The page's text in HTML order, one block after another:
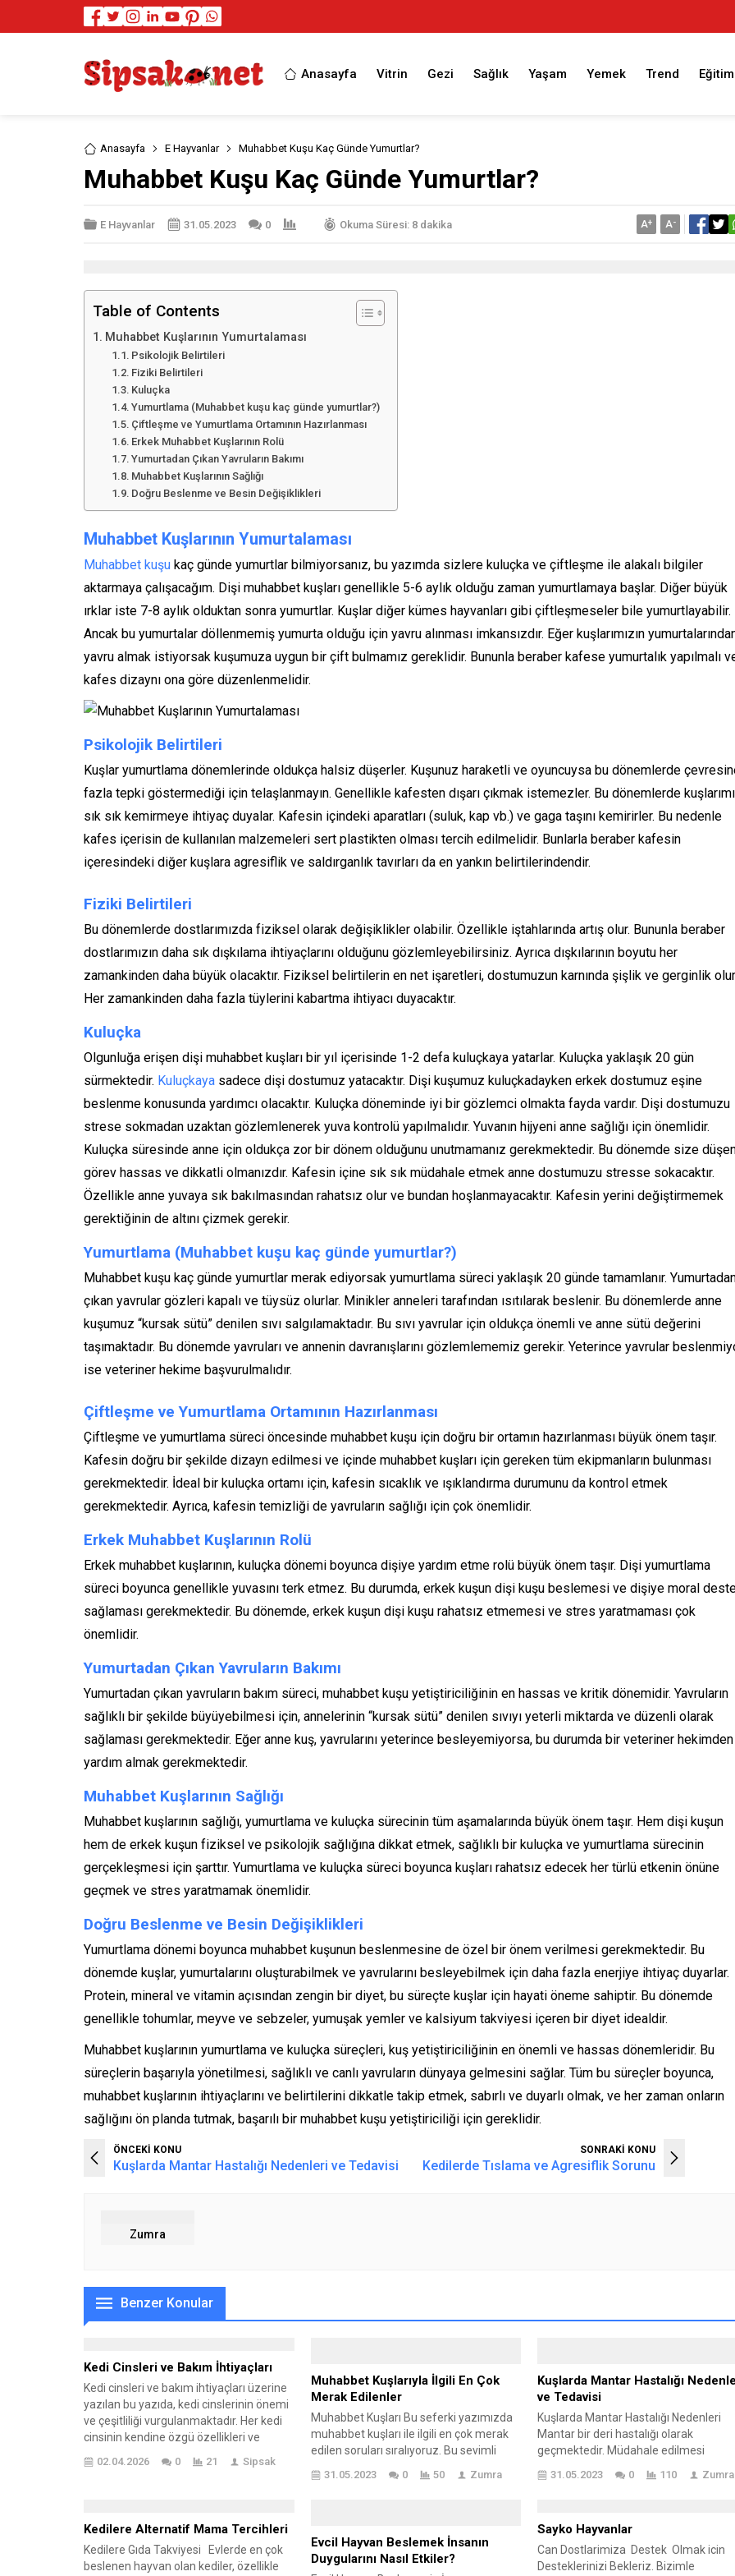
Anasayfa Vitrin Gezi Sağlık Yaşam Yemek Trend Eğitim
Anasayfa E Hayvanlar Muhabbet Kuşu Kaç Günde Yumurtlar?
Muhabbet Kuşu Kaç Günde Yumurtlar?
E Hayvanlar 31.05.2023 0 Okuma Süresi: 8 dakika A+ A-
Table of Contents
Muhabbet Kuşlarının Yumurtalaması
Psikolojik Belirtileri
Fiziki Belirtileri
Kuluçka
Yumurtlama (Muhabbet kuşu kaç günde yumurtlar?)
Çiftleşme ve Yumurtlama Ortamının Hazırlanması
Erkek Muhabbet Kuşlarının Rolü
Yumurtadan Çıkan Yavruların Bakımı
Muhabbet Kuşlarının Sağlığı
Doğru Beslenme ve Besin Değişiklikleri
Muhabbet Kuşlarının Yumurtalaması
Muhabbet kuşu kaç günde yumurtlar bilmiyorsanız, bu yazımda sizlere kuluçka ve çiftleşme ile alakalı bilgiler
aktarmaya çalışacağım. Dişi muhabbet kuşları genellikle 5-6 aylık olduğu zaman yumurtlamaya başlar. Diğer büyük
ırklar iste 7-8 aylık olduktan sonra yumurtlar. Kuşlar diğer kümes hayvanları gibi çiftleşmeseler bile yumurtlayabilir.
Ancak bu yumurtalar döllenmemiş yumurta olduğu için yavru alınması imkansızdır. Eğer kuşlarımızın
yavru almak istiyorsak kuşumuza uygun bir çift bulmamız gereklidir. Bununla beraber kafese yumurtalık yapılmalı
kafes dizaynı ona göre düzenlenmelidir.
Psikolojik Belirtileri
Kuşlar yumurtlama dönemlerinde oldukça halsiz düşerler. Kuşunuz haraketli ve oyuncuysa bu dönemlerde
fazla tepki göstermediği için telaşlanmayın. Genellikle kafesten dışarı çıkmak istemezler. Bu dönemlerde
sık sık kemirmeye ihtiyaç duyalar. Kafesin içindeki aparatları (suluk, kap vb.) ve gaga taşını kemirirler. Bu nedenle
kafes içerisin de kullanılan malzemeleri sert plastikten olması tercih edilmelidir. Bunlarla beraber kafesin
içeresindeki diğer kuşlara agresiflik ve saldırganlık tavırları da en yankın belirtilerindendir.
Fiziki Belirtileri
Bu dönemlerde dostlarımızda fiziksel olarak değişiklikler olabilir. Özellikle iştahlarında artış olur. Bununla beraber
dostlarımızın daha sık dışkılama ihtiyaçlarını olduğunu gözlemleyebilirsiniz. Ayrıca dışkılarının boyutu her
zamankinden daha büyük olacaktır. Fiziksel belirtilerin en net işaretleri, dostumuzun karnında şişlik ve gerginlik
Her zamankinden daha fazla tüylerini kabartma ihtiyacı duyacaktır.
Kuluçka
Olgunluğa erişen dişi muhabbet kuşları bir yıl içerisinde 1-2 defa kuluçkaya yatarlar. Kuluçka yaklaşık 20 gün
sürmektedir. Kuluçkaya sadece dişi dostumuz yatacaktır. Dişi kuşumuz kuluçkadayken erkek dostumuz eşine
beslenme konusunda yardımcı olacaktır. Kuluçka döneminde iyi bir gözlemci olmakta fayda vardır. Dişi dostumuzu
strese sokmadan uzaktan gözlemlenerek yuva kontrolü yapılmalıdır. Yuvanın hijyeni anne sağlığı için önemlidir.
Kuluçka süresinde anne için oldukça zor bir dönem olduğunu unutmamanız gerekmektedir. Bu dönemde size
görev hassas ve dikkatli olmanızdır. Kafesin içine sık sık müdahale etmek anne dostumuzu stresse sokacaktır.
Özellikle anne yuvaya sık bakılmasından rahatsız olur ve bundan hoşlanmayacaktır. Kafesin yerini değiştirmemek
gerektiğinin de altını çizmek gerekir.
Yumurtlama (Muhabbet kuşu kaç günde yumurtlar?)
Muhabbet kuşu kaç günde yumurtlar merak ediyorsak yumurtlama süreci yaklaşık 20 günde tamamlanır.
çıkan yavrular gözleri kapalı ve tüysüz olurlar. Minikler anneleri tarafından ısıtılarak beslenir. Bu dönemlerde anne
kuşumuz “kursak sütü” denilen sıvı salgılamaktadır. Bu sıvı yavrular için oldukça önemli ve anne sütü değerini
taşımaktadır. Bu dönemde yavruları ve annenin davranışlarını gözlemlememiz gerekir. Yeterince yavrular
ise veteriner hekime başvurulmalıdır.
Çiftleşme ve Yumurtlama Ortamının Hazırlanması
Çiftleşme ve yumurtlama süreci öncesinde muhabbet kuşu için doğru bir ortamın hazırlanması büyük önem taşır.
Kafesin doğru bir şekilde dizayn edilmesi ve içinde muhabbet kuşları için gereken tüm ekipmanların bulunması
gerekmektedir. İdeal bir kuluçka ortamı için, kafesin sıcaklık ve ışıklandırma durumunu da kontrol etmek
gerekmektedir. Ayrıca, kafesin temizliği de yavruların sağlığı için çok önemlidir.
Erkek Muhabbet Kuşlarının Rolü
Erkek muhabbet kuşlarının, kuluçka dönemi boyunca dişiye yardım etme rolü büyük önem taşır. Dişi yumurtlama
süreci boyunca genellikle yuvasını terk etmez. Bu durumda, erkek kuşun dişi kuşu beslemesi ve dişiye moral
sağlaması gerekmektedir. Bu dönemde, erkek kuşun dişi kuşu rahatsız etmemesi ve stres yaratmaması çok
önemlidir.
Yumurtadan Çıkan Yavruların Bakımı
Yumurtadan çıkan yavruların bakım süreci, muhabbet kuşu yetiştiriciliğinin en hassas ve kritik dönemidir. Yavruların
sağlıklı bir şekilde büyüyebilmesi için, annelerinin “kursak sütü” denilen sıvıyı yeterli miktarda ve düzenli olarak
sağlaması gerekmektedir. Eğer anne kuş, yavrularını yeterince besleyemiyorsa, bu durumda bir veteriner hekimden
yardım almak gerekmektedir.
Muhabbet Kuşlarının Sağlığı
Muhabbet kuşlarının sağlığı, yumurtlama ve kuluçka sürecinin tüm aşamalarında büyük önem taşır. Hem dişi kuşun
hem de erkek kuşun fiziksel ve psikolojik sağlığına dikkat etmek, sağlıklı bir kuluçka ve yumurtlama sürecinin
gerçekleşmesi için şarttır. Yumurtlama ve kuluçka süreci boyunca kuşları rahatsız edecek her türlü etkenin önüne
geçmek ve stres yaratmamak önemlidir.
Doğru Beslenme ve Besin Değişiklikleri
Yumurtlama dönemi boyunca muhabbet kuşunun beslenmesine de özel bir önem verilmesi gerekmektedir. Bu
dönemde kuşlar, yumurtalarını oluşturabilmek ve yavrularını besleyebilmek için daha fazla enerjiye ihtiyaç duyarlar.
Protein, mineral ve vitamin açısından zengin bir diyet, bu süreçte kuşlar için hayati öneme sahiptir. Bu dönemde
genellikle tohumlar, meyve ve sebzeler, yumuşak yemler ve kalsiyum takviyesi içeren bir diyet idealdir.
Muhabbet kuşlarının yumurtlama ve kuluçka süreçleri, kuş yetiştiriciliğinin en önemli ve hassas dönemleridir. Bu
süreçlerin başarıyla yönetilmesi, sağlıklı ve canlı yavruların dünyaya gelmesini sağlar. Tüm bu süreçler boyunca,
muhabbet kuşlarının ihtiyaçlarını ve belirtilerini dikkatle takip etmek, sabırlı ve duyarlı olmak, ve her zaman onların
sağlığını ön planda tutmak, başarılı bir muhabbet kuşu yetiştiriciliği için gereklidir.
ÖNCEKİ KONU
Kuşlarda Mantar Hastalığı Nedenleri ve Tedavisi
SONRAKİ KONU
Kedilerde Tıslama ve Agresiflik Sorunu
Zumra
Benzer Konular
Kedi Cinsleri ve Bakım İhtiyaçları
Kedi cinsleri ve bakım ihtiyaçları üzerine
yazılan bu yazıda, kedi cinslerinin önemi
ve çeşitliliği vurgulanmaktadır. Her kedi
cinsinin kendine özgü özellikleri ve
sağlık ve güvenlik gibi konular da ele
seçim yaparken dikkat edilmesi gereken
faktörler detaylı bir şekilde...
02.04.2026 0 21 Sipsak
Muhabbet Kuşlarıyla İlgili En Çok
Merak Edilenler
Muhabbet Kuşları Bu seferki yazımızda
muhabbet kuşları ile ilgili en çok merak
edilen soruları sıralıyoruz. Bu sevimli
merak edilmektedir. Nasıl eğitilir, ne yer,
mevcuttur. Muhabbet kuşlarının nasıl
uyuduğu, en rahat hangi kelimeleri
konuştukları...
31.05.2023 0 50 Zumra
Kuşlarda Mantar Hastalığı
ve Tedavisi
Kuşlarda Mantar Hastalığı Nedenleri
Mantar bir deri hastalığı olarak
geçmektedir. Müdahale edilmesi
kuşlarda mantar hastalığı,
çoğalarak kuşumuzun sağlığını
yönde etkilemektedir. Bu gibi
durumlarda yapılacak en önemli unsur
31.05.2023 0 110 Zumra
Kedilere Alternatif Mama Tercihleri
Kedilere Gıda Takviyesi Evlerde en çok
beslenen hayvan olan kediler, özellikle
Evcil Hayvan Beslemek İnsanın
Duygularını Nasıl Etkiler?
Sayko Hayvanlar
Can Dostlarimiza Destek Olmak icin
Desteklerinizi Bekleriz. Bizimle